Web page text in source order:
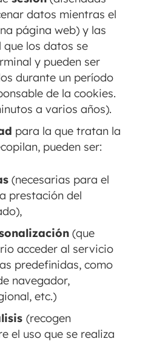
datos mientras el
página web) y las
que los datos se
y pueden ser
durante un período
de la cookies.
a varios años).
para la que tratan la
pueden ser:
(necesarias para el
prestación del
(que
acceder al servicio
predefinidas, como
navegador,
etc.)
(recogen
el uso que se realiza